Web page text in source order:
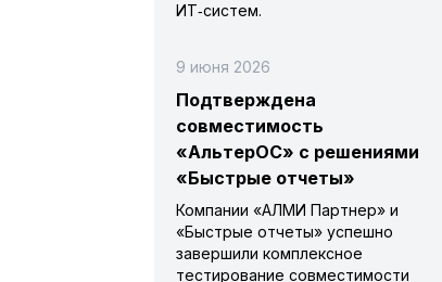
ИТ‑систем.
9 июня 2026
Подтверждена
совместимость
«АльтерОС» с решениями
«Быстрые отчеты»
Компании «АЛМИ Партнер» и
«Быстрые отчеты» успешно
завершили комплексное
тестирование совместимости